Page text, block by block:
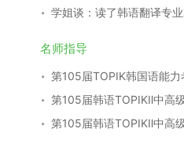
学姐谈：读了韩语翻译专
名师指导